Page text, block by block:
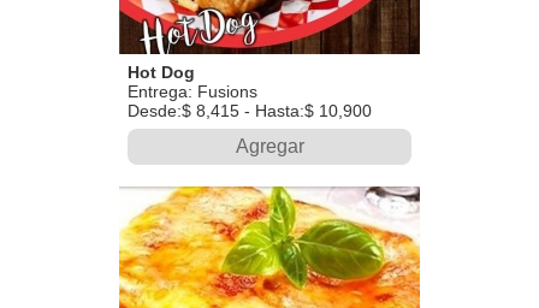
Hot Dog
Entrega: Fusions
Desde:$ 8,415 - Hasta:$ 10,900
Agregar